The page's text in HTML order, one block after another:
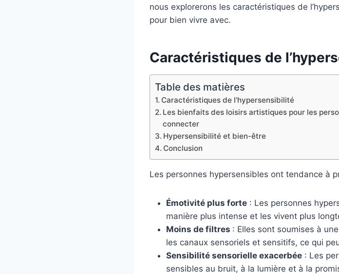
nous explorerons les caractéristiques de
pour bien vivre avec.
Caractéristiques de
Table des matières
Caractéristiques de l’hypersensibilité
Les bienfaits des loisirs artistiques pour les
connecter
Hypersensibilité et bien-être
Conclusion
Les personnes hypersensibles ont tendance à
Émotivité plus forte : Les personnes
manière plus intense et les vivent plus
Moins de filtres : Elles sont soumises à
les canaux sensoriels et sensitifs, ce qui
Sensibilité sensorielle exacerbée : Les
sensibles au bruit, à la lumière et à la